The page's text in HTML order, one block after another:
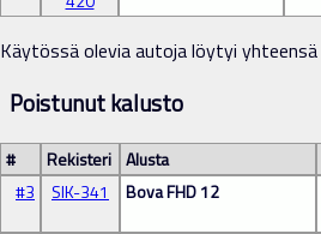
Käytössä olevia autoja löytyi yhteensä
Poistunut kalusto
# Rekisteri Alusta
#3
SIK-341 Bova FHD 12